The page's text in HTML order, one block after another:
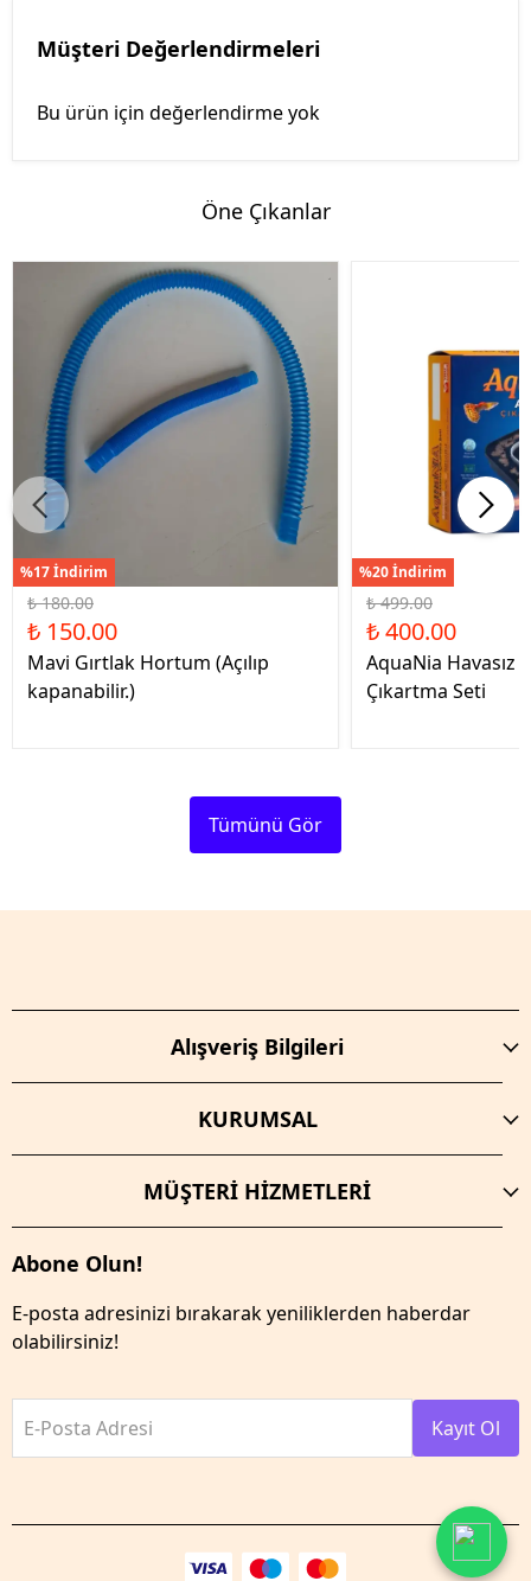
Müşteri Değerlendirmeleri
Bu ürün için değerlendirme yok
Öne Çıkanlar
%17 İndirim
₺ 180.00
₺ 150.00
Mavi Gırtlak Hortum (Açılıp
kapanabilir.)
%20 İndirim
₺ 499.00
₺ 400.00
AquaNia Havasız
Çıkartma Seti
Tümünü Gör
Alışveriş Bilgileri
KURUMSAL
MÜŞTERİ HİZMETLERİ
Abone Olun!
E-posta adresinizi bırakarak yeniliklerden haberdar
olabilirsiniz!
E-Posta Adresi Kayıt Ol